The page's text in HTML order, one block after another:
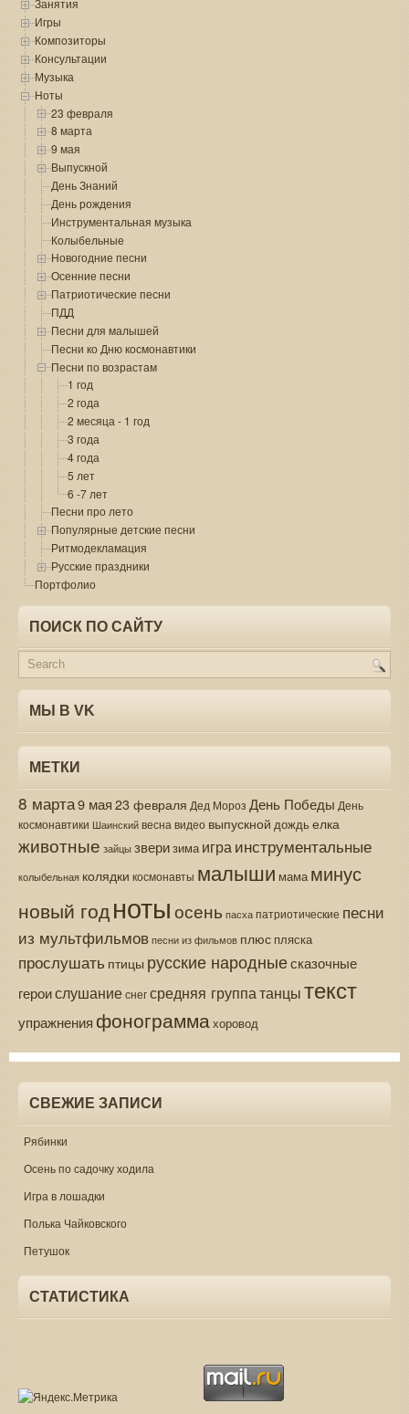
Занятия
Игры
Композиторы
Консультации
Музыка
Ноты
23 февраля
8 марта
9 мая
Выпускной
День Знаний
День рождения
Инструментальная музыка
Колыбельные
Новогодние песни
Осенние песни
Патриотические песни
ПДД
Песни для малышей
Песни ко Дню космонавтики
Песни по возрастам
1 год
2 года
2 месяца - 1 год
3 года
4 года
5 лет
6 -7 лет
Песни про лето
Популярные детские песни
Ритмодекламация
Русские праздники
Портфолио
ПОИСК ПО САЙТУ
МЫ В VK
МЕТКИ
8 марта9 мая 23 февраля Дед Мороз День Победы День
космонавтики Шаинскийвесна видео выпускной дождь елка
животные зайцы зверизима играинструментальные
колыбельная колядки космонавты малыши мама минус
новый годнотыосень пасха патриотические песни
из мультфильмов песни из фильмов плюс пляска
прослушать птицы русские народныесказочные
героислушаниеснегсредняя группатанцытекст
упражнения фонограммахоровод
СВЕЖИЕ ЗАПИСИ
Рябинки
Осень по садочку ходила
Игра в лошадки
Полька Чайковского
Петушок
СТАТИСТИКА